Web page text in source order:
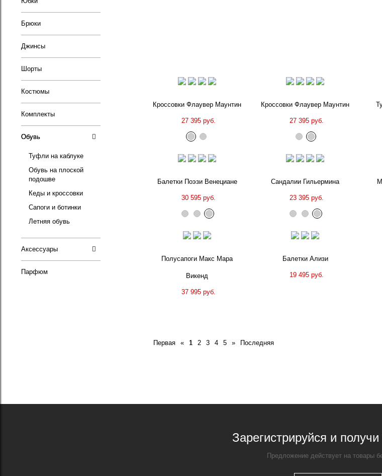
Брюки
Джинсы
Шорты
Костюмы
Комплекты
Обувь
Туфли на каблуке
Обувь на плоской
подошве
Кеды и кроссовки
Сапоги и ботинки
Летняя обувь
Аксессуары
Парфюм
Кроссовки Флаувер Маунтин
27 395 руб.
Кроссовки Флаувер Маунтин
27 395 руб.
Балетки Поэзи Венециане
30 595 руб.
Сандалии Гильермина
23 395 руб.
Полусапоги Макс Мара
Викенд
37 995 руб.
Балетки Ализи
19 495 руб.
Первая « 1 2 3 4 5 » Последняя
Зарегистрируйся и
Предложение действует на товары